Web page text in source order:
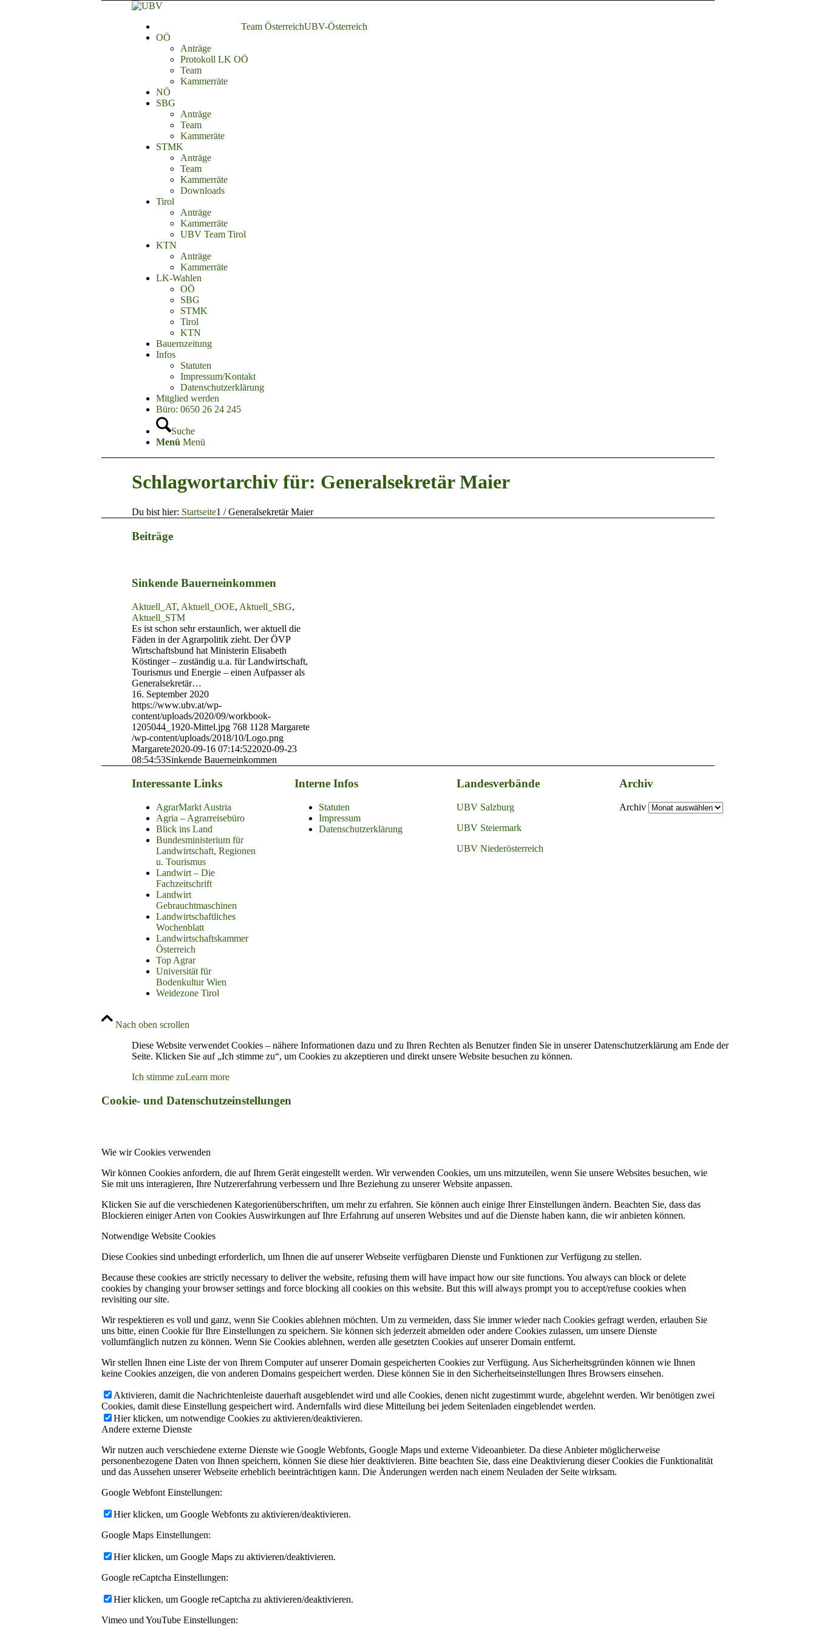
UBV-Österreich
Team Österreich
OÖ
Anträge
Protokoll LK OÖ
Team
Kammerräte
NÖ
SBG
Anträge
Team
Kammeräte
STMK
Anträge
Team
Kammerräte
Downloads
Tirol
Anträge
Kammerräte
UBV Team Tirol
KTN
Anträge
Kammerräte
LK-Wahlen
OÖ
SBG
STMK
Tirol
KTN
Bauernzeitung
Infos
Statuten
Impressum/Kontakt
Datenschutzerklärung
Mitglied werden
Büro: 0650 26 24 245
Suche
Menü Menü
Schlagwortarchiv für: Generalsekretär Maier
Du bist hier: Startseite1 / Generalsekretär Maier
Beiträge
Sinkende Bauerneinkommen
Aktuell_AT, Aktuell_OOE, Aktuell_SBG,
Aktuell_STM
Es ist schon sehr erstaunlich, wer aktuell die
Fäden in der Agrarpolitik zieht. Der ÖVP
Wirtschaftsbund hat Ministerin Elisabeth
Köstinger – zuständig u.a. für Landwirtschaft,
Tourismus und Energie – einen Aufpasser als
Generalsekretär…
16. September 2020
https://www.ubv.at/wp-
content/uploads/2020/09/workbook-
1205044_1920-Mittel.jpg 768 1128 Margarete
/wp-content/uploads/2018/10/Logo.png
Margarete2020-09-16 07:14:522020-09-23
08:54:53Sinkende Bauerneinkommen
Interessante Links
AgrarMarkt Austria
Agria – Agrarreisebüro
Blick ins Land
Bundesministerium für
Landwirtschaft, Regionen
u. Tourismus
Landwirt – Die
Fachzeitschrift
Landwirt
Gebrauchtmaschinen
Landwirtschaftliches
Wochenblatt
Landwirtschaftskammer
Österreich
Top Agrar
Universität für
Bodenkultur Wien
Weidezone Tirol
Interne Infos
Statuten
Impressum
Datenschutzerklärung
Landesverbände
UBV Salzburg
UBV Steiermark
UBV Niederösterreich
Archiv
Archiv
Nach oben scrollen
Diese Website verwendet Cookies – nähere Informationen dazu und zu Ihren Rechten als Benutzer finden Sie in unserer Datenschutzerklärung am Ende der
Seite. Klicken Sie auf „Ich stimme zu“, um Cookies zu akzeptieren und direkt unsere Website besuchen zu können.
Ich stimme zuLearn more
Cookie- und Datenschutzeinstellungen
Wie wir Cookies verwenden
Wir können Cookies anfordern, die auf Ihrem Gerät eingestellt werden. Wir verwenden Cookies, um uns mitzuteilen, wenn Sie unsere Websites besuchen, wie
Sie mit uns interagieren, Ihre Nutzererfahrung verbessern und Ihre Beziehung zu unserer Website anpassen.
Klicken Sie auf die verschiedenen Kategorienüberschriften, um mehr zu erfahren. Sie können auch einige Ihrer Einstellungen ändern. Beachten Sie, dass das
Blockieren einiger Arten von Cookies Auswirkungen auf Ihre Erfahrung auf unseren Websites und auf die Dienste haben kann, die wir anbieten können.
Notwendige Website Cookies
Diese Cookies sind unbedingt erforderlich, um Ihnen die auf unserer Webseite verfügbaren Dienste und Funktionen zur Verfügung zu stellen.
Because these cookies are strictly necessary to deliver the website, refusing them will have impact how our site functions. You always can block or delete
cookies by changing your browser settings and force blocking all cookies on this website. But this will always prompt you to accept/refuse cookies when
revisiting our site.
Wir respektieren es voll und ganz, wenn Sie Cookies ablehnen möchten. Um zu vermeiden, dass Sie immer wieder nach Cookies gefragt werden, erlauben Sie
uns bitte, einen Cookie für Ihre Einstellungen zu speichern. Sie können sich jederzeit abmelden oder andere Cookies zulassen, um unsere Dienste
vollumfänglich nutzen zu können. Wenn Sie Cookies ablehnen, werden alle gesetzten Cookies auf unserer Domain entfernt.
Wir stellen Ihnen eine Liste der von Ihrem Computer auf unserer Domain gespeicherten Cookies zur Verfügung. Aus Sicherheitsgründen können wie Ihnen
keine Cookies anzeigen, die von anderen Domains gespeichert werden. Diese können Sie in den Sicherheitseinstellungen Ihres Browsers einsehen.
Aktivieren, damit die Nachrichtenleiste dauerhaft ausgeblendet wird und alle Cookies, denen nicht zugestimmt wurde, abgelehnt werden. Wir benötigen zwei
Cookies, damit diese Einstellung gespeichert wird. Andernfalls wird diese Mitteilung bei jedem Seitenladen eingeblendet werden.
Hier klicken, um notwendige Cookies zu aktivieren/deaktivieren.
Andere externe Dienste
Wir nutzen auch verschiedene externe Dienste wie Google Webfonts, Google Maps und externe Videoanbieter. Da diese Anbieter möglicherweise
personenbezogene Daten von Ihnen speichern, können Sie diese hier deaktivieren. Bitte beachten Sie, dass eine Deaktivierung dieser Cookies die Funktionalität
und das Aussehen unserer Webseite erheblich beeinträchtigen kann. Die Änderungen werden nach einem Neuladen der Seite wirksam.
Google Webfont Einstellungen:
Hier klicken, um Google Webfonts zu aktivieren/deaktivieren.
Google Maps Einstellungen:
Hier klicken, um Google Maps zu aktivieren/deaktivieren.
Google reCaptcha Einstellungen:
Hier klicken, um Google reCaptcha zu aktivieren/deaktivieren.
Vimeo und YouTube Einstellungen: